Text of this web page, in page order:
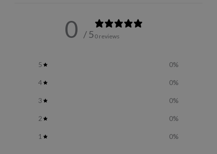
0 / 5 0 reviews
5 0%
4 0%
3 0%
2 0%
1 0%